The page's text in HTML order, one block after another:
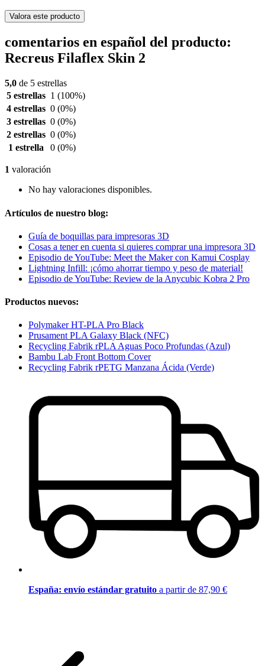
Valora este producto
comentarios en español del producto:
Recreus Filaflex Skin 2
5,0 de 5 estrellas
5 estrellas 1 (100%)
4 estrellas 0 (0%)
3 estrellas 0 (0%)
2 estrellas 0 (0%)
1 estrella
0 (0%)
1 valoración
No hay valoraciones disponibles.
Artículos de nuestro blog:
Guía de boquillas para impresoras 3D
Cosas a tener en cuenta si quieres comprar una impresora 3D
Episodio de YouTube: Meet the Maker con Kamui Cosplay
Lightning Infill: ¡cómo ahorrar tiempo y peso de material!
Episodio de YouTube: Review de la Anycubic Kobra 2 Pro
Productos nuevos:
Polymaker HT-PLA Pro Black
Prusament PLA Galaxy Black (NFC)
Recycling Fabrik rPLA Aguas Poco Profundas (Azul)
Bambu Lab Front Bottom Cover
Recycling Fabrik rPETG Manzana Ácida (Verde)
España: envío estándar gratuito a partir de 87,90 €